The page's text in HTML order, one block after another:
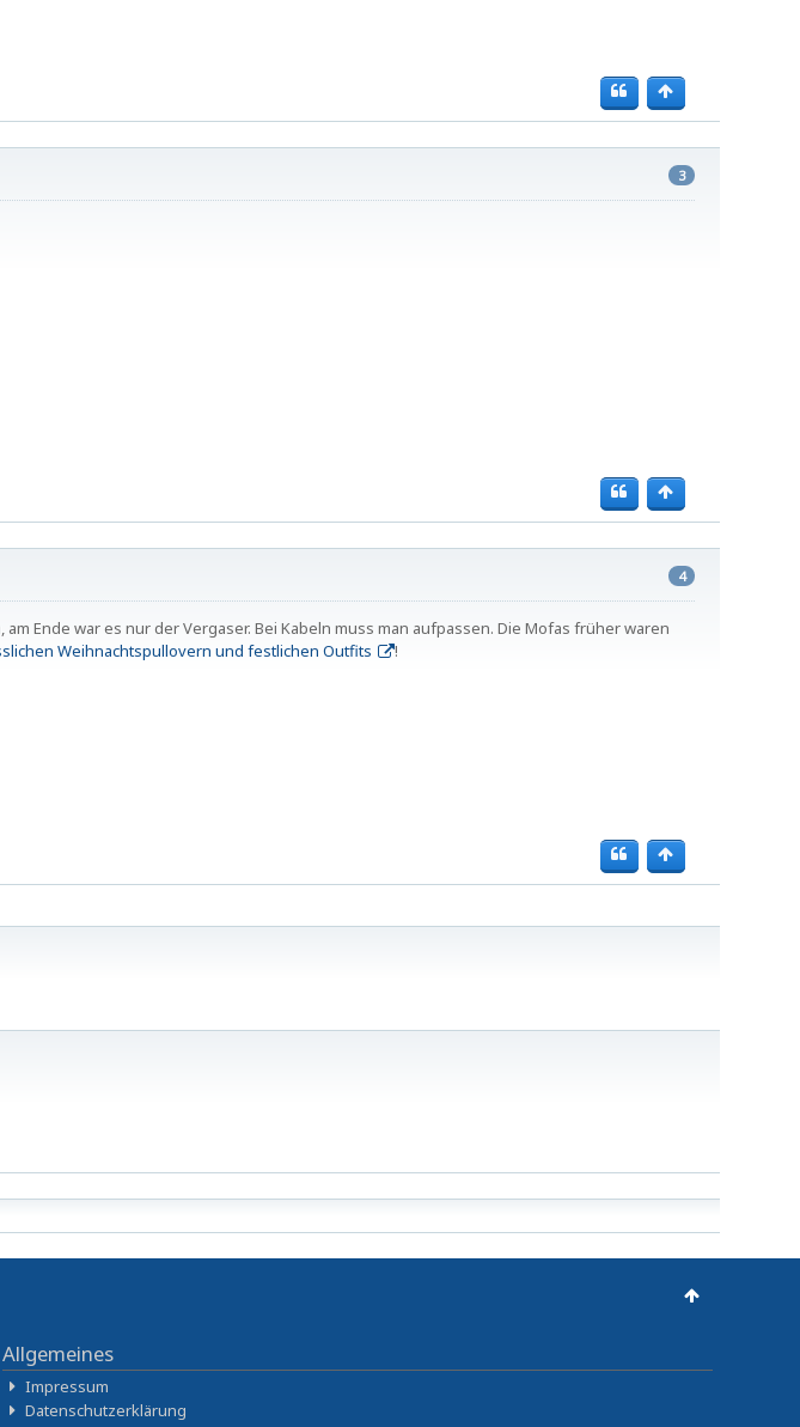
3
4
Ende war es nur der Vergaser. Bei Kabeln muss man aufpassen. Die Mofas früher waren
Weihnachtspullovern und festlichen Outfits !
Allgemeines
Impressum
Datenschutzerklärung